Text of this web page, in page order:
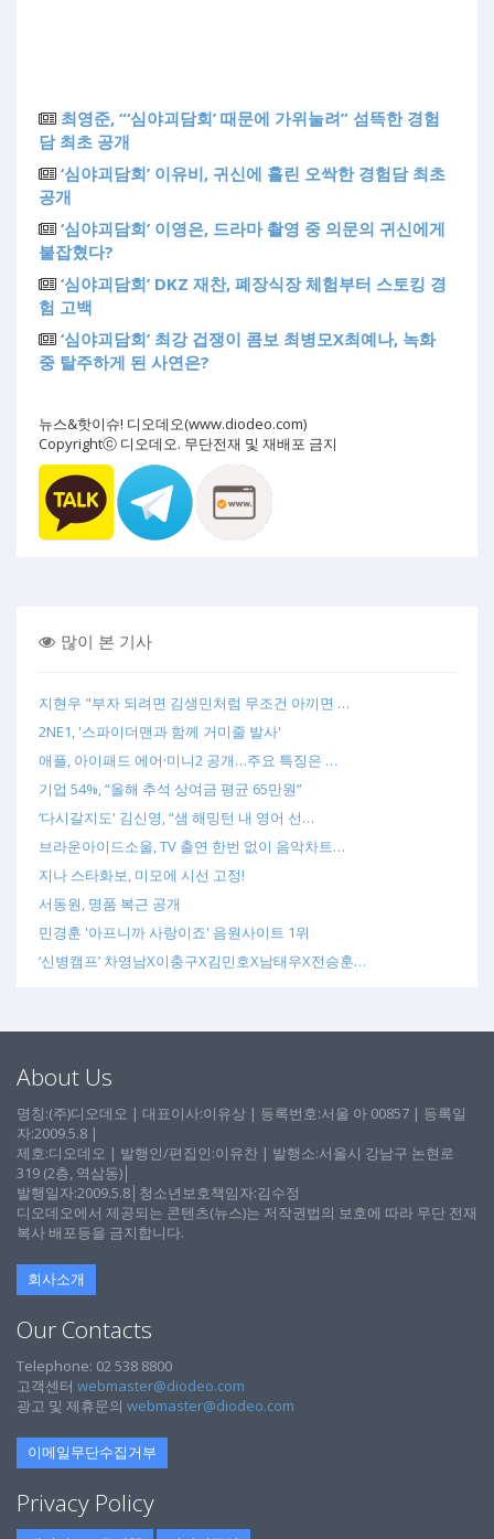
최영준, “‘심야괴담회’ 때문에 가위눌려” 섬뜩한 경험
담 최초 공개
‘심야괴담회’ 이유비, 귀신에 홀린 오싹한 경험담 최초
공개
‘심야괴담회’ 이영은, 드라마 촬영 중 의문의 귀신에게
붙잡혔다?
‘심야괴담회’ DKZ 재찬, 폐장식장 체험부터 스토킹 경
험 고백
‘심야괴담회’ 최강 겁쟁이 콤보 최병모X최예나, 녹화
중 탈주하게 된 사연은?
뉴스&핫이슈! 디오데오(www.diodeo.com)
Copyrightⓒ 디오데오. 무단전재 및 재배포 금지
많이 본 기사
지현우 "부자 되려면 김생민처럼 무조건 아끼면 …
2NE1, '스파이더맨과 함께 거미줄 발사'
애플, 아이패드 에어·미니2 공개…주요 특징은 …
기업 54%, “올해 추석 상여금 평균 65만원”
‘다시갈지도' 김신영, “샘 해밍턴 내 영어 선…
브라운아이드소울, TV 출연 한번 없이 음악차트…
지나 스타화보, 미모에 시선 고정!
서동원, 명품 복근 공개
민경훈 '아프니까 사랑이죠' 음원사이트 1위
‘신병캠프’ 차영남X이충구X김민호X남태우X전승훈…
About Us
명칭:(주)디오데오 | 대표이사:이유상 | 등록번호:서울 아 00857 | 등록일
자:2009.5.8 |
제호:디오데오 | 발행인/편집인:이유찬 | 발행소:서울시 강남구 논현로
319 (2층, 역삼동)│
발행일자:2009.5.8│청소년보호책임자:김수정
디오데오에서 제공되는 콘텐츠(뉴스)는 저작권법의 보호에 따라 무단 전재
복사 배포등을 금지합니다.
회사소개
Our Contacts
Telephone: 02 538 8800
고객센터 webmaster@diodeo.com
광고 및 제휴문의 webmaster@diodeo.com
이메일무단수집거부
Privacy Policy